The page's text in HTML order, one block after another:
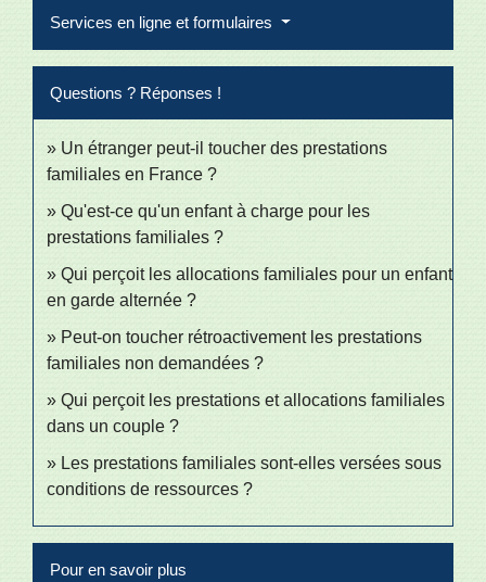
Services en ligne et formulaires
Questions ? Réponses !
Un étranger peut-il toucher des prestations
familiales en France ?
Qu'est-ce qu'un enfant à charge pour les
prestations familiales ?
Qui perçoit les allocations familiales pour un enfant
en garde alternée ?
Peut-on toucher rétroactivement les prestations
familiales non demandées ?
Qui perçoit les prestations et allocations familiales
dans un couple ?
Les prestations familiales sont-elles versées sous
conditions de ressources ?
Pour en savoir plus